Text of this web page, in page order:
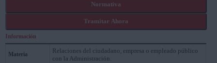
Normativa
Tramitar Ahora
Información
Materia
Relaciones del ciudadano, empresa o empleado público
con la Administración.